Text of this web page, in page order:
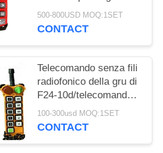
ponte della fine nastro
della gru a cavalletto
500-800USD MOQ:1SET
CONTACT
Telecomando senza fili
radiofonico della gru di
F24-10d/telecomando
industriale
100-300usd MOQ:1SET
CONTACT